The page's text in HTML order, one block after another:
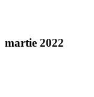
martie 2022